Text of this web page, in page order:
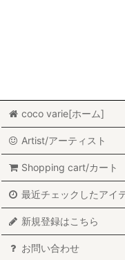
Kitchen/otherキッチン
coco varie[ホーム]
Artist/アーティスト
Shopping cart/カート
最近チェックしたアイ
新規登録はこちら
お問い合わせ